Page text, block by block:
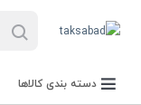
دسته بندی کالاها